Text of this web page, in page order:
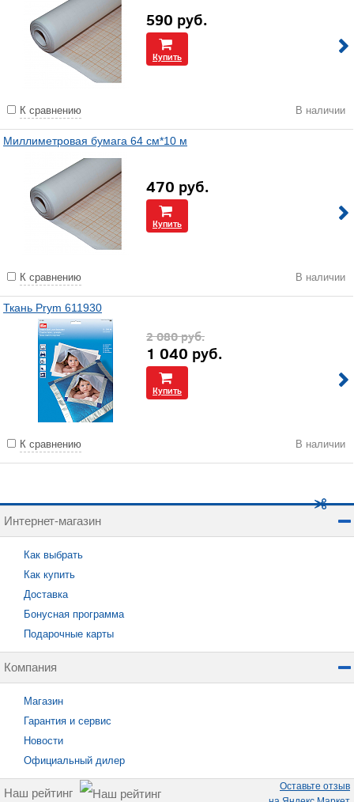
590 руб.
Купить
К сравнению В наличии
Миллиметровая бумага 64 см*10 м
470 руб.
Купить
К сравнению В наличии
Ткань Prym 611930
2 080руб.
1 040 руб.
Купить
К сравнению В наличии
Интернет-магазин
Как выбрать
Как купить
Доставка
Бонусная программа
Подарочные карты
Компания
Магазин
Гарантия и сервис
Новости
Официальный дилер
Наш рейтинг
Оставьте отзыв